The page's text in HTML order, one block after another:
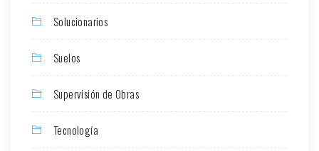
Solucionarios
Suelos
Supervisión de Obras
Tecnología